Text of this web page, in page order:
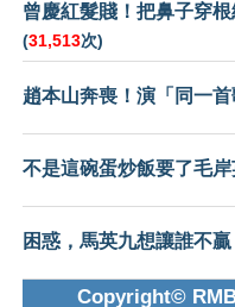
曾慶紅髮賤！把鼻子穿
(31,513次)
趙本山奔喪！演「同一
不是這碗蛋炒飯要了毛
困惑，馬英九想讓誰不贏
Copyright©